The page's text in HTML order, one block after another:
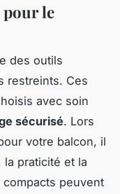
pour le
des outils
restreints. Ces
avec soin
sécurisé. Lors
votre balcon, il
praticité et la
peuvent